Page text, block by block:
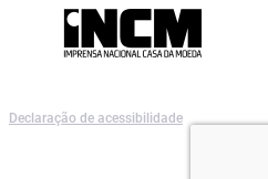
Declaração de acessibilidade